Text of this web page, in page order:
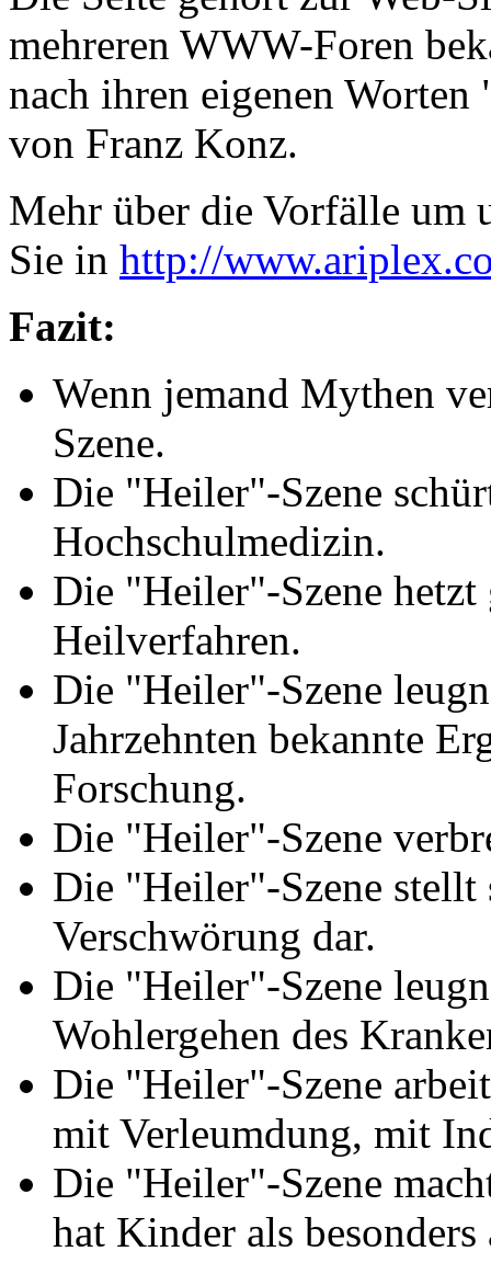
mehreren WWW-Foren
nach ihren eigenen
von Franz Konz.
Mehr über die Vorfälle um
Sie in http://
Fazit:
Wenn jemand Mythen
Szene.
Die "Heiler"-Szene
Hochschulmedizin.
Die "Heiler"-Szene
Heilverfahren.
Die "Heiler"-Szene
Jahrzehnten bekannte
Forschung.
Die "Heiler"-Szene
Die "Heiler"-Szene stellt
Verschwörung dar.
Die "Heiler"-Szene
Wohlergehen des
Die "Heiler"-Szene
mit Verleumdung, mit
Die "Heiler"-Szene
hat Kinder als